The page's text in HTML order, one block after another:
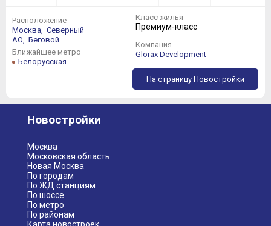
Расположение
Москва,
Северный
АО,
Беговой
Ближайшее метро
Белорусская
Класс жилья
Премиум-класс
Компания
Glorax Development
На страницу Новостройки
Новостройки
Москва
Московская область
Новая Москва
По городам
По ЖД станциям
По шоссе
По метро
По районам